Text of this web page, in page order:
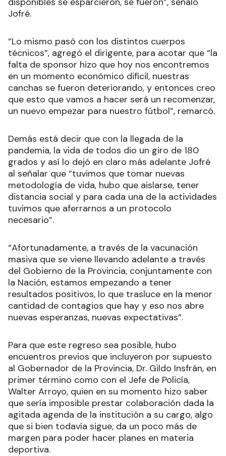
Jofré.
“Lo mismo pasó con los distintos cuerpos
técnicos”, agregó el dirigente, para acotar que “la
falta de sponsor hizo que hoy nos encontremos
en un momento económico difícil, nuestras
canchas se fueron deteriorando, y entonces creo
que esto que vamos a hacer será un recomenzar,
un nuevo empezar para nuestro fútbol”, remarcó.
Demás está decir que con la llegada de la
pandemia, la vida de todos dio un giro de 180
grados y así lo dejó en claro más adelante Jofré
al señalar que “tuvimos que tomar nuevas
metodología de vida, hubo que aislarse, tener
distancia social y para cada una de la actividades
tuvimos que aferrarnos a un protocolo
necesario”.
“Afortunadamente, a través de la vacunación
masiva que se viene llevando adelante a través
del Gobierno de la Provincia, conjuntamente con
la Nación, estamos empezando a tener
resultados positivos, lo que trasluce en la menor
cantidad de contagios que hay y eso nos abre
nuevas esperanzas, nuevas expectativas”.
Para que este regreso sea posible, hubo
encuentros previos que incluyeron por supuesto
al Gobernador de la Provincia, Dr. Gildo Insfrán, en
primer término como con el Jefe de Policía,
Walter Arroyo, quien en su momento hizo saber
que sería imposible prestar colaboración dada la
agitada agenda de la institución a su cargo, algo
que si bien todavía sigue, da un poco más de
margen para poder hacer planes en materia
deportiva.